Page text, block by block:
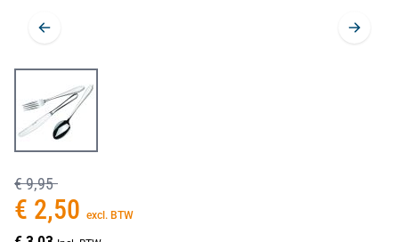
€ 9,95
€ 2,50 excl. BTW